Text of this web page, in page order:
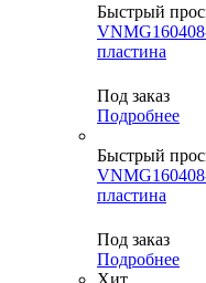
Быстрый
пластина
Под заказ
Подробнее
Быстрый
пластина
Под заказ
Подробнее
Хит